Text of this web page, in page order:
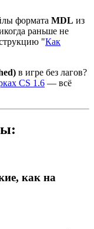
формата MDL из
раньше не
"Как
в игре без лагов?
CS 1.6 — всё
как на